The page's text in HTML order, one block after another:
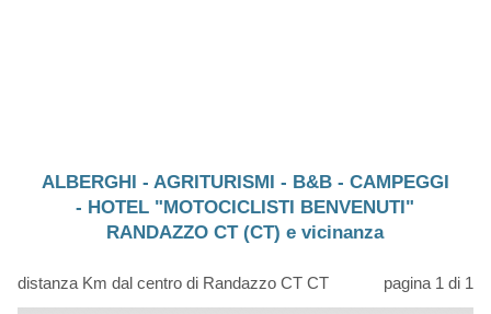
ALBERGHI - AGRITURISMI - B&B - CAMPEGGI
- HOTEL "MOTOCICLISTI BENVENUTI"
RANDAZZO CT (CT) e vicinanza
distanza Km dal centro di Randazzo CT CT pagina 1 di 1